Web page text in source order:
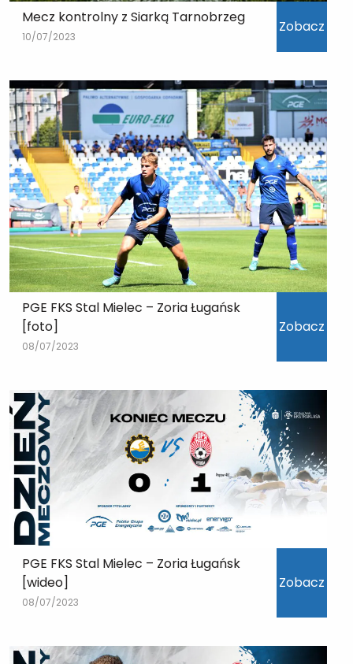
Mecz kontrolny z Siarką Tarnobrzeg
10/07/2023
Zobacz
PGE FKS Stal Mielec – Zoria Ługańsk
[foto]
08/07/2023
Zobacz
PGE FKS Stal Mielec – Zoria Ługańsk
[wideo]
08/07/2023
Zobacz